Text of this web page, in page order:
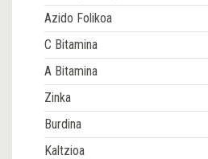
Azido Folikoa
C Bitamina
A Bitamina
Zinka
Burdina
Kaltzioa